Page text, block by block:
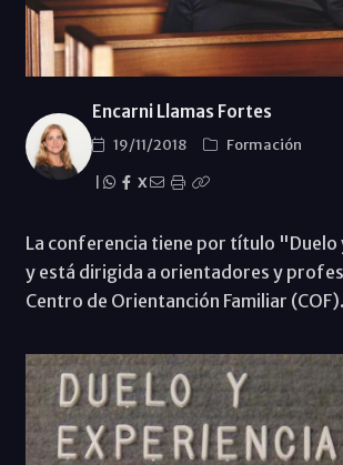
Encarni Llamas Fortes
19/11/2018
Formación
X
La conferencia tiene por título "Duelo
y está dirigida a orientadores y
Centro de Orientanción Familiar (COF).